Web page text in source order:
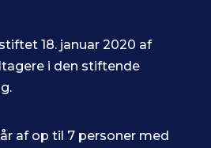
18. januar 2020 af
i den stiftende
af op til 7 personer med